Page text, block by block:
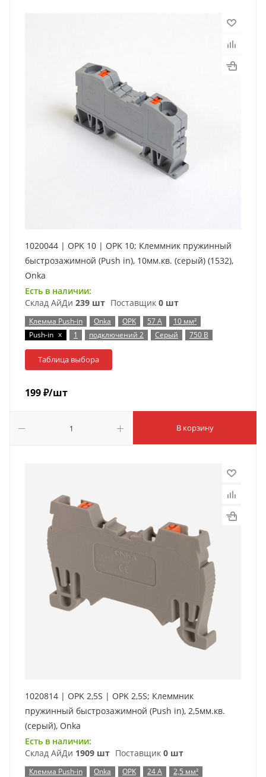
1020044 | OPK 10 | OPK 10; Клеммник пружинный
быстрозажимной (Push in), 10мм.кв. (серый) (1532),
Onka
Есть в наличии:
Склад АйДи 239 шт Поставщик 0 шт
Клемма Push-in Onka OPK 57 А
10 мм²
Push-in x 1 подключений 2 Серый 750 В
Таблица выбора
199₽/шт
В корзину
1020814 | OPK 2,5S | OPK 2,5S; Клеммник
пружинный быстрозажимной (Push in), 2,5мм.кв.
(серый), Onka
Есть в наличии:
Склад АйДи 1909 шт Поставщик 0 шт
Клемма Push-in Onka OPK 24 А
2,5 мм²